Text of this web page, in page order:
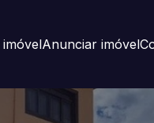
Anunciar imóvel